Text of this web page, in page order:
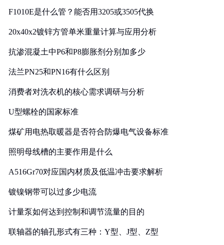
F1010E是什么管？能否用3205或3505代换
20x40x2镀锌方管单米重量计算与应用分析
抗渗混凝土中P6和P8膨胀剂分别加多少
法兰PN25和PN16有什么区别
消费者对洗衣机的核心需求调研与分析
U型螺栓的国家标准
煤矿用电热取暖器是否符合防爆电气设备标准
照明母线槽的主要作用是什么
A516Gr70对应国内材质及低温冲击要求解析
镀镍钢带可以过多少电流
计量泵如何达到控制和调节流量的目的
联轴器的轴孔形式有三种：Y型、J型、Z型